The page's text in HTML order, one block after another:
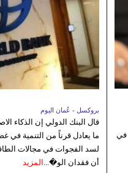
بروكسل - عُمان اليوم
قال البنك الدولي إن الذكاء
ما يعادل قرناً من التنمية
لسد الفجوات في مجالات
أن فقدان الو�... المزيد
في